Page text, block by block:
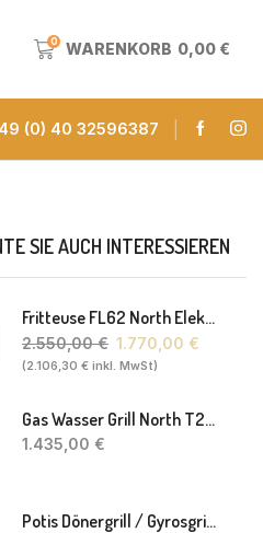
0 WARENKORB 0,00 €
(0) 40 32596387
SIE AUCH INTERESSIEREN
Fritteuse FL62 North Elektro 2 X 8-10L 60 X 60 X 30(38) Cm
2.550,00€ 1.770,00 €
(2.106,30 € inkl. MwSt)
Gas Wasser Grill North T20 77 X 63 X 43 Cm
1.435,00 €
Potis Dönergrill / Gyrosgrill GD4 S - Achteckige Fettwanne-Ohne Schaufel